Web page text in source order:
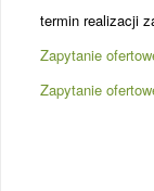
termin realizacji
Zapytanie
Zapytanie